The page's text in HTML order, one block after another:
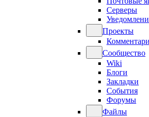
Серверы
Проекты
Сообщество
Wiki
Блоги
Закладки
События
Форумы
Файлы